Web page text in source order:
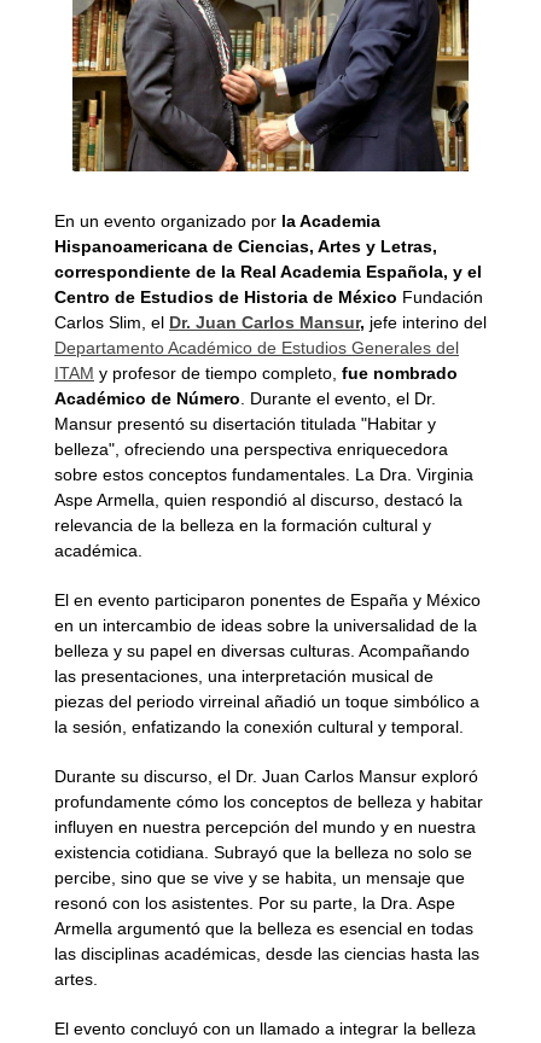
En un evento organizado por la Academia
Hispanoamericana de Ciencias, Artes y Letras,
correspondiente de la Real Academia Española, y el
Centro de Estudios de Historia de México Fundación
Carlos Slim, el Dr. Juan Carlos Mansur, jefe interino del
Departamento Académico de Estudios Generales del
ITAM y profesor de tiempo completo, fue nombrado
Académico de Número. Durante el evento, el Dr.
Mansur presentó su disertación titulada "Habitar y
belleza", ofreciendo una perspectiva enriquecedora
sobre estos conceptos fundamentales. La Dra. Virginia
Aspe Armella, quien respondió al discurso, destacó la
relevancia de la belleza en la formación cultural y
académica.
El en evento participaron ponentes de España y México
en un intercambio de ideas sobre la universalidad de la
belleza y su papel en diversas culturas. Acompañando
las presentaciones, una interpretación musical de
piezas del periodo virreinal añadió un toque simbólico a
la sesión, enfatizando la conexión cultural y temporal.
Durante su discurso, el Dr. Juan Carlos Mansur exploró
profundamente cómo los conceptos de belleza y habitar
influyen en nuestra percepción del mundo y en nuestra
existencia cotidiana. Subrayó que la belleza no solo se
percibe, sino que se vive y se habita, un mensaje que
resonó con los asistentes. Por su parte, la Dra. Aspe
Armella argumentó que la belleza es esencial en todas
las disciplinas académicas, desde las ciencias hasta las
artes.
El evento concluyó con un llamado a integrar la belleza